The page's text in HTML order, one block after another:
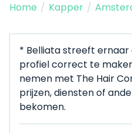
Home / Kapper /
* Belliata streeft
profiel correct te
nemen met The Hair
prijzen, diensten of
bekomen.